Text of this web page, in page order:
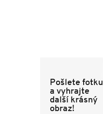
Pošlete fotku
a vyhrajte
další krásný
obraz!